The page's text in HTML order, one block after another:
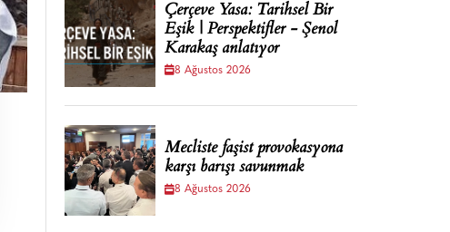
Çerçeve Yasa: Tarihsel Bir
Eşik | Perspektifler - Şenol
Karakaş anlatıyor
8 Ağustos 2026
Mecliste faşist provokasyona
karşı barışı savunmak
8 Ağustos 2026